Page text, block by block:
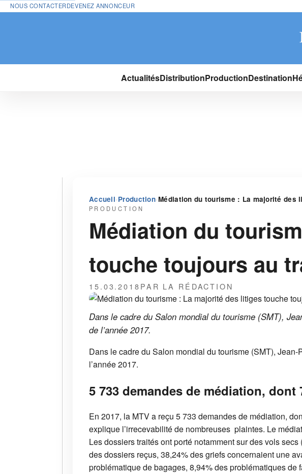
NOUS CONTACTERDEVENEZ ANNONCEUR
ActualitésDistributionProductionDestination
Accueil›Production›Médiation du tourisme : La majorité
PRODUCTION
Médiation du
touche toujours au
15.03.2018PAR LA RÉDACTION
Dans le cadre du Salon mondial du tourisme (SMT),
de l’année 2017.
Dans le cadre du Salon mondial du tourisme (SMT),
l’année 2017.
5 733 demandes de médiation,
En 2017, la MTV a reçu 5 733 demandes de médiation,
explique l’irrecevabilité de nombreuses plaintes. Le
Les dossiers traités ont porté notamment sur des vols
des dossiers reçus, 38,24% des griefs concernaient une
problématique de bagages, 8,94% des problématiques